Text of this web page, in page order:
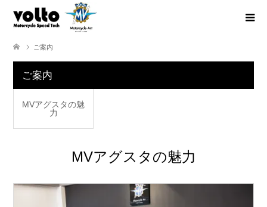
ご案内
ご案内
MVアグスタの魅
力
MVアグスタの魅力